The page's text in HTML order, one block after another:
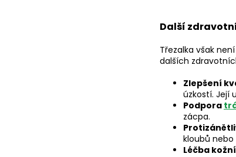
Další
Třezalka však
dalších
Zlepšení
úzkostí. Její
Podpora
zácpa.
kloubů nebo
Léčba